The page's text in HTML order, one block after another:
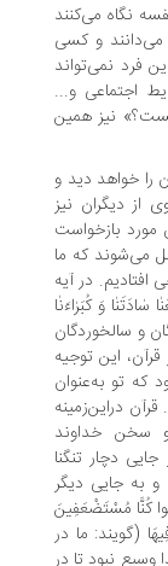
می‌کنند
و کسی
و...
همین
دید و
نیز
که ما
در آیه
وَ كُبَرٰاءَنٰا
توجیه
تنگنا
دیگر
مُسْتَضْعَفِينَ
ما در
تا در